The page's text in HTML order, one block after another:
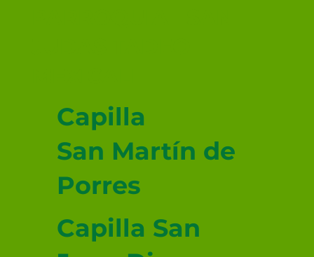
Capilla
San Martín de
Porres
Capilla San